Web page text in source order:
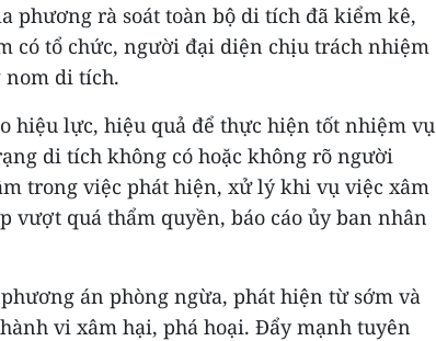
phương rà soát toàn bộ di tích đã kiểm kê,
có tổ chức, người đại diện chịu trách nhiệm
nom di tích.
hiệu lực, hiệu quả để thực hiện tốt nhiệm vụ
di tích không có hoặc không rõ người
trong việc phát hiện, xử lý khi vụ việc xâm
vượt quá thẩm quyền, báo cáo ủy ban nhân
án phòng ngừa, phát hiện từ sớm và
vi xâm hại, phá hoại. Đẩy mạnh tuyên